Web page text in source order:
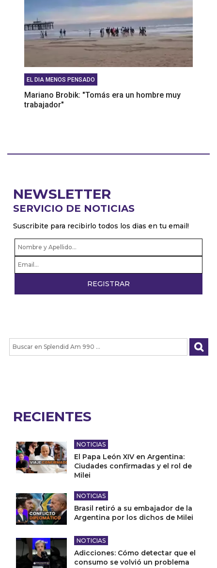
EL DIA MENOS PENSADO
Mariano Brobik: "Tomás era un hombre muy
trabajador"
NEWSLETTER
SERVICIO DE NOTICIAS
Suscribite para recibirlo todos los dias en tu email!
RECIENTES
NOTICIAS
El Papa León XIV en Argentina:
Ciudades confirmadas y el rol de
Milei
NOTICIAS
Brasil retiró a su embajador de la
Argentina por los dichos de Milei
NOTICIAS
Adicciones: Cómo detectar que el
consumo se volvió un problema